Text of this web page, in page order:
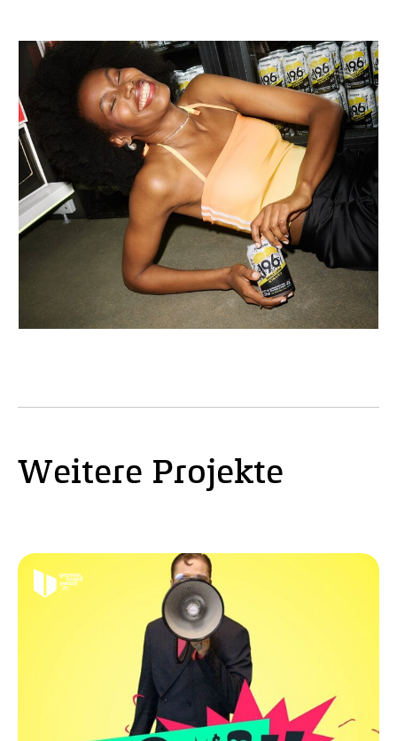
Weitere Projekte